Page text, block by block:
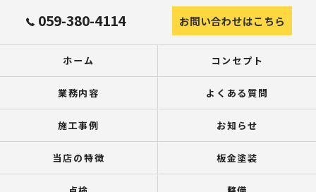
059-380-4114 お問い合わせはこちら
ホーム コンセプト
業務内容 よくある質問
施工事例 お知らせ
当店の特徴 板金塗装